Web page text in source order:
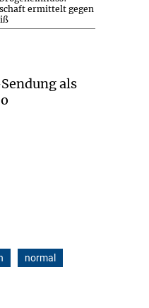
ermittelt gegen
als
normal